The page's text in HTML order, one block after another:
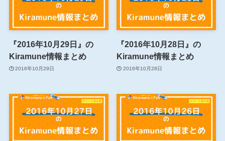
『2016年10月29日』の
Kiramune情報まとめ
2016年10月29日
『2016年10月28日』の
Kiramune情報まとめ
2016年10月28日